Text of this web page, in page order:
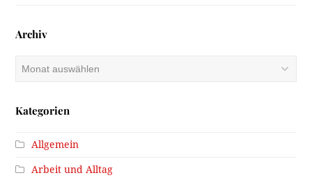
Archiv
Kategorien
Allgemein
Arbeit und Alltag